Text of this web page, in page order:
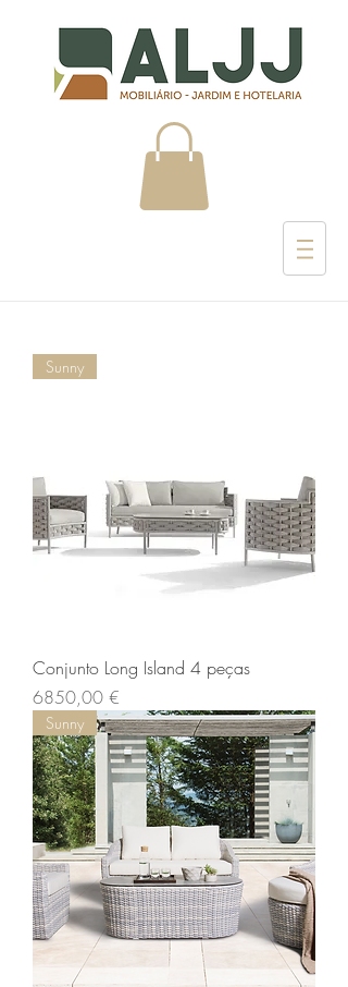
Sunny
Conjunto Long Island 4 peças
Preço
6850,00 €
Sunny